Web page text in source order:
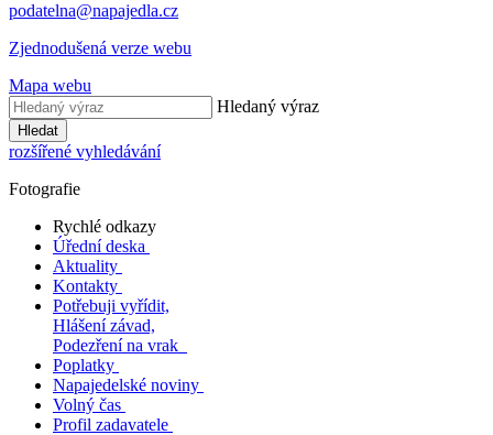
podatelna@napajedla.cz
Zjednodušená verze webu
Mapa webu
Hledaný výraz
Hledat
rozšířené vyhledávání
Fotografie
Rychlé odkazy
Úřední deska
Aktuality
Kontakty
Potřebuji vyřídit,
Hlášení závad,
Podezření na vrak
Poplatky
Napajedelské noviny
Volný čas
Profil zadavatele